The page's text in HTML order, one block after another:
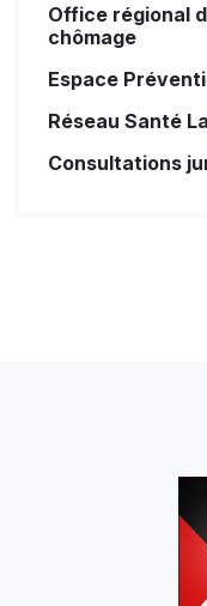
Office régional
chômage
Espace
Réseau Santé
Consultations